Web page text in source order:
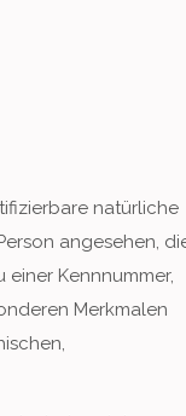
natürliche
angesehen,
Kennnummer,
Merkmalen